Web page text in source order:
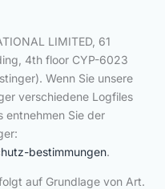
LIMITED, 61
4th floor CYP-6023
Wenn Sie unsere
verschiedene Logfiles
entnehmen Sie der
bestimmungen.
auf Grundlage von Art.